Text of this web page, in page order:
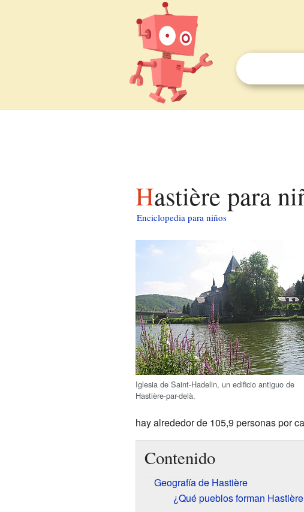
Hastière para
Enciclopedia para niños
Iglesia de Saint-Hadelin, un edificio antiguo de
Hastière-par-delà.
hay alrededor de 105,9 personas por
Contenido
Geografía de Hastière
¿Qué pueblos forman